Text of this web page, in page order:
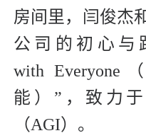
房间里，闫俊杰
公司的初心与
with
能）”，致力
（AGI）。